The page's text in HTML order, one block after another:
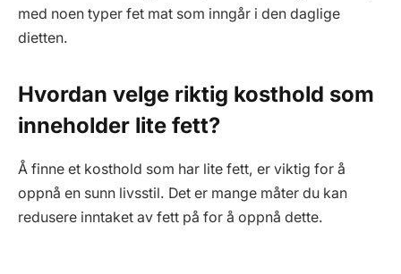
med noen typer fet mat som inngår i den daglige
dietten.
Hvordan velge riktig kosthold som
inneholder lite fett?
Å finne et kosthold som har lite fett, er viktig for å
oppnå en sunn livsstil. Det er mange måter du kan
redusere inntaket av fett på for å oppnå dette.